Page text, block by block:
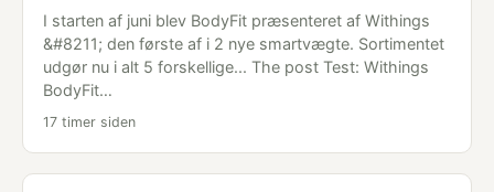
I starten af juni blev BodyFit præsenteret af Withings
&#8211; den første af i 2 nye smartvægte. Sortimentet
udgør nu i alt 5 forskellige... The post Test: Withings
BodyFit…
17 timer siden